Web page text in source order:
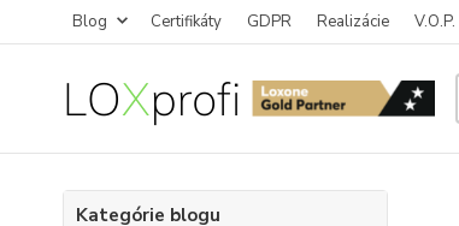
Blog Certifikáty GDPR Realizácie V.O.P.
Kategórie blogu